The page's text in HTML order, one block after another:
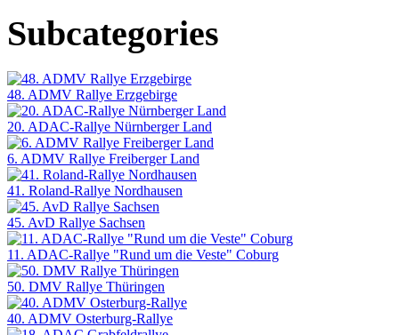
Subcategories
48. ADMV Rallye Erzgebirge
20. ADAC-Rallye Nürnberger Land
6. ADMV Rallye Freiberger Land
41. Roland-Rallye Nordhausen
45. AvD Rallye Sachsen
11. ADAC-Rallye "Rund um die Veste" Coburg
50. DMV Rallye Thüringen
40. ADMV Osterburg-Rallye